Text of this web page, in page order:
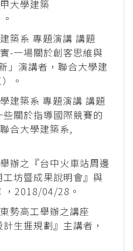
大學建築
築系 專題演講 講題
-一場關於創客思維與
」演講者，聯合大學建
。
建築系 專題演講 講題
些關於指導國際競賽的
合大學建築系,
辦之『台中火車站周邊
坊暨成果說明會』與
，2018/04/28。
勢高工舉辦之講座
生捱規劃』主講者，